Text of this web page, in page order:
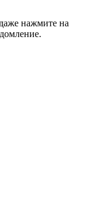
нажмите на